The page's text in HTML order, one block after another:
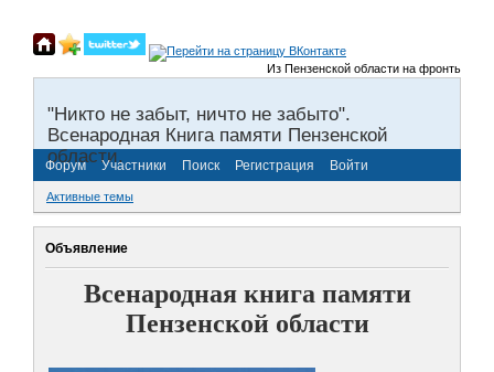
Из Пензенской области на фронты
"Никто не забыт, ничто не забыто".
Всенародная Книга памяти Пензенской
области.
Форум Участники Поиск Регистрация Войти
Активные темы
Объявление
Всенародная книга памяти
Пензенской области